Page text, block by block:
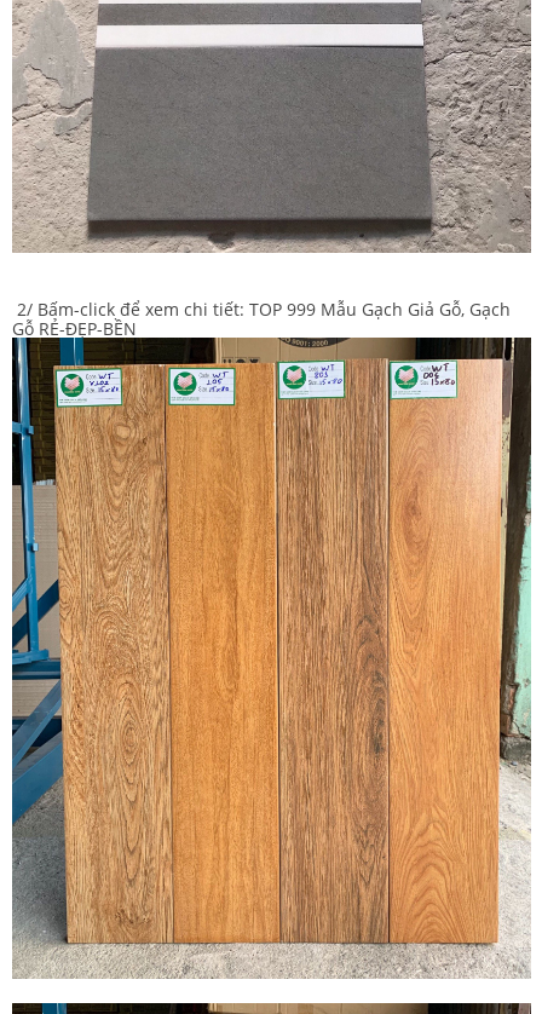
2/ Bấm-click để xem chi tiết: TOP 999 Mẫu Gạch Giả Gỗ, Gạch
Gỗ RẺ-ĐẸP-BỀN